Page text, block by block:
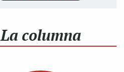
La columna